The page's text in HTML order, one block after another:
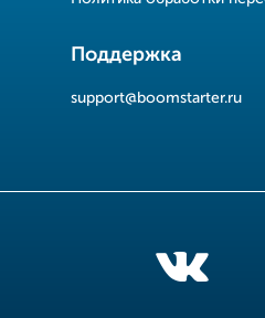
Поддержка
support@boomstarter.ru